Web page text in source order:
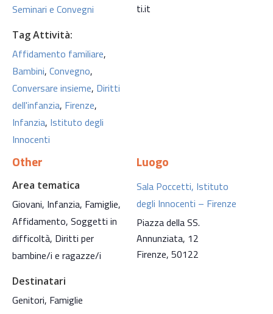
Seminari e Convegni
Tag Attività:
Affidamento familiare,
Bambini, Convegno,
Conversare insieme, Diritti
dell'infanzia, Firenze,
Infanzia, Istituto degli
Innocenti
Luogo
Sala Poccetti, Istituto
degli Innocenti – Firenze
Piazza della SS.
Annunziata, 12
Firenze, 50122
ti.it
Other
Area tematica
Giovani, Infanzia, Famiglie,
Affidamento, Soggetti in
difficoltà, Diritti per
bambine/i e ragazze/i
Destinatari
Genitori, Famiglie